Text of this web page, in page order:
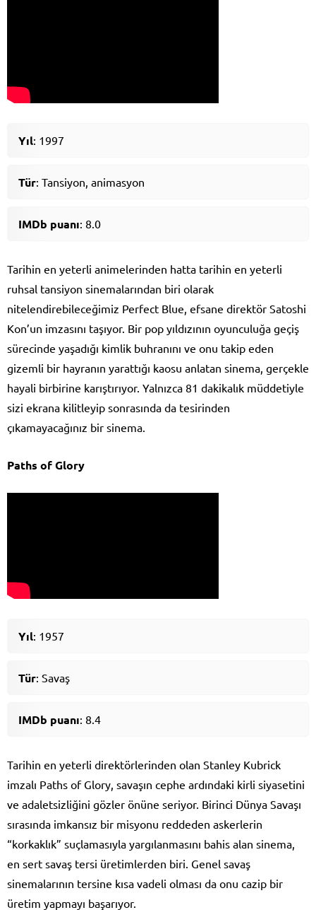
Yıl: 1997
Tür: Tansiyon, animasyon
IMDb puanı: 8.0
Tarihin en yeterli animelerinden hatta tarihin en yeterli
ruhsal tansiyon sinemalarından biri olarak
nitelendirebileceğimiz Perfect Blue, efsane direktör Satoshi
Kon’un imzasını taşıyor. Bir pop yıldızının oyunculuğa geçiş
sürecinde yaşadığı kimlik buhranını ve onu takip eden
gizemli bir hayranın yarattığı kaosu anlatan sinema, gerçekle
hayali birbirine karıştırıyor. Yalnızca 81 dakikalık müddetiyle
sizi ekrana kilitleyip sonrasında da tesirinden
çıkamayacağınız bir sinema.
Paths of Glory
Yıl: 1957
Tür: Savaş
IMDb puanı: 8.4
Tarihin en yeterli direktörlerinden olan Stanley Kubrick
imzalı Paths of Glory, savaşın cephe ardındaki kirli siyasetini
ve adaletsizliğini gözler önüne seriyor. Birinci Dünya Savaşı
sırasında imkansız bir misyonu reddeden askerlerin
“korkaklık” suçlamasıyla yargılanmasını bahis alan sinema,
en sert savaş tersi üretimlerden biri. Genel savaş
sinemalarının tersine kısa vadeli olması da onu cazip bir
üretim yapmayı başarıyor.